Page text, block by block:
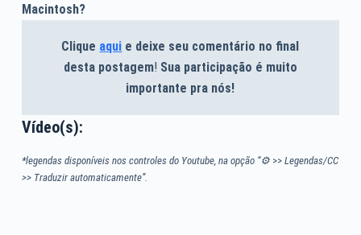
Macintosh?
Clique aqui e deixe seu comentário no final
desta postagem! Sua participação é muito
importante pra nós!
Vídeo(s):
*legendas disponíveis nos controles do Youtube, na opção “⚙>> Legendas/CC
>> Traduzir automaticamente”.